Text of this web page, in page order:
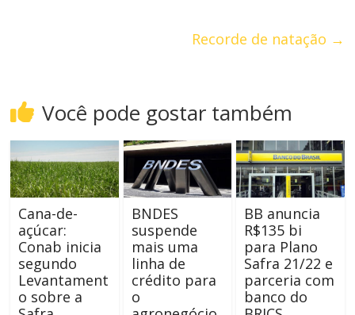
Recorde de natação →
Você pode gostar também
Cana-de-
açúcar:
Conab inicia
segundo
Levantament
o sobre a
BNDES
suspende
mais uma
linha de
crédito para
o
BB anuncia
R$135 bi
para Plano
Safra 21/22 e
parceria com
banco do